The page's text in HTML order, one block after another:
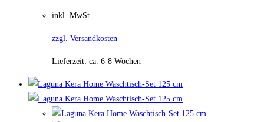
inkl. MwSt.
zzgl. Versandkosten
Lieferzeit: ca. 6-8 Wochen